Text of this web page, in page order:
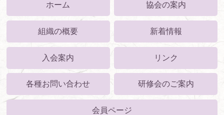
ホーム 協会の案内
組織の概要 新着情報
入会案内 リンク
各種お問い合わせ 研修会のご案内
会員ページ